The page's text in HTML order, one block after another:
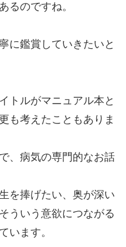
るのですね。
に鑑賞していきたいと
トルがマニュアル本と
も考えたこともありま
、病気の専門的なお話
を捧げたい、奥が深い
ういう意欲につながる
います。